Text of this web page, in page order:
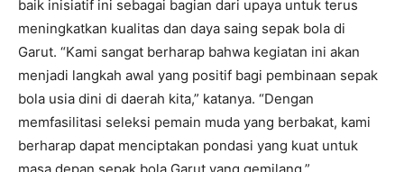
baik inisiatif ini sebagai bagian dari upaya untuk terus
meningkatkan kualitas dan daya saing sepak bola di
Garut. “Kami sangat berharap bahwa kegiatan ini akan
menjadi langkah awal yang positif bagi pembinaan sepak
bola usia dini di daerah kita,” katanya. “Dengan
memfasilitasi seleksi pemain muda yang berbakat, kami
berharap dapat menciptakan pondasi yang kuat untuk